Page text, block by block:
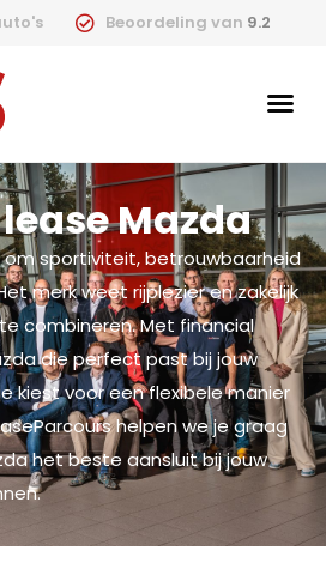
Beoordeling van 9.2
Mazda
sportiviteit, betrouwbaarheid
merk weet rijplezier en zakelijk
combineren. Met financial
die perfect past bij jouw
kiest voor een flexibele manier
helpen we je graag
het beste aansluit bij jouw